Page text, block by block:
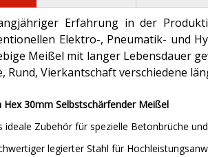
Erfahrung in der
Elektro-, Pneumatik- und
Meißel mit langer Lebensdauer
Rund, Vierkantschaft verschiedene
Hex 30mm Selbstschärfender Meißel
ideale Zubehör für spezielle Betonbrüche
legierter Stahl für